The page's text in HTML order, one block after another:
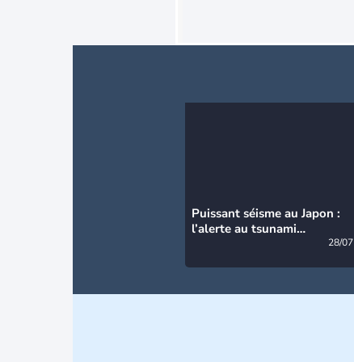
Puissant séisme au Japon :
l’alerte au tsunami
28/07